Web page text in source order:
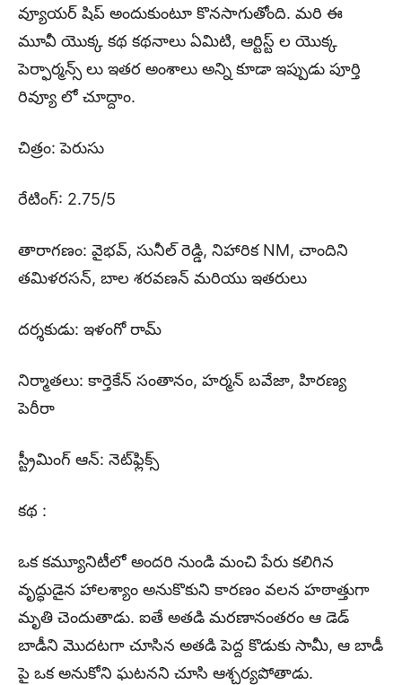
వ్యూయర్ షిప్ అందుకుంటూ కొనసాగుతోంది. మరి ఈ
మూవీ యొక్క కథ కథనాలు ఏమిటి, ఆర్టిస్ట్ ల యొక్క
పెర్ఫార్మన్స్ లు ఇతర అంశాలు అన్ని కూడా ఇప్పుడు పూర్తి
రివ్యూ లో చూద్దాం.
చిత్రం: పెరుసు
రేటింగ్: 2.75/5
తారాగణం: వైభవ్, సునీల్ రెడ్డి, నిహారిక NM, చాందిని
తమిళరసన్, బాల శరవణన్ మరియు ఇతరులు
దర్శకుడు: ఇళంగో రామ్
నిర్మాతలు: కార్తెకేన్ సంతానం, హర్మన్ బవేజా, హిరణ్య
పెరీరా
స్ట్రీమింగ్ ఆన్: నెట్‌ఫ్లిక్స్
కథ :
ఒక కమ్యూనిటీలో అందరి నుండి మంచి పేరు కలిగిన
వృద్ధుడైన హాలశ్యాం అనుకొకుని కారణం వలన హఠాత్తుగా
మృతి చెందుతాడు. ఐతే అతడి మరణానంతరం ఆ డెడ్
బాడీని మొదటగా చూసిన అతడి పెద్ద కొడుకు సామీ, ఆ బాడీ
పై ఒక అనుకోని ఘటనని చూసి ఆశ్చర్యపోతాడు.